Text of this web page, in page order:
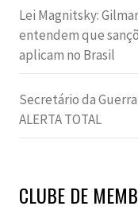
Lei Magnitsky:
entendem que
aplicam no Brasil
Secretário da
ALERTA TOTAL
CLUBE DE